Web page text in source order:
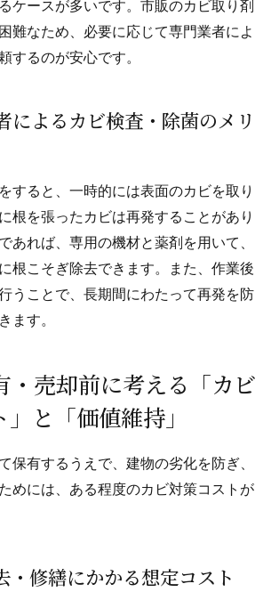
ケースが多いです。市販のカビ取り剤
難なため、必要に応じて専門業者によ
するのが安心です。
によるカビ検査・除菌のメリ
すると、一時的には表面のカビを取り
根を張ったカビは再発することがあり
あれば、専用の機材と薬剤を用いて、
根こそぎ除去できます。また、作業後
うことで、長期間にわたって再発を防
ます。
・売却前に考える「カビ
と「価値維持」
保有するうえで、建物の劣化を防ぎ、
めには、ある程度のカビ対策コストが
・修繕にかかる想定コスト